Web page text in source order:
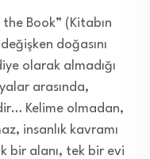
Book” (Kitabın
doğasını
olarak almadığı
arasında,
Kelime olmadan,
insanlık kavramı
bir alanı, tek bir evi